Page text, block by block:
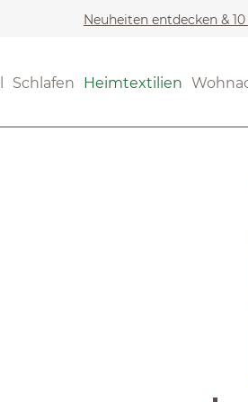
Neuheiten entdecken &
Schlafen Heimtextilien